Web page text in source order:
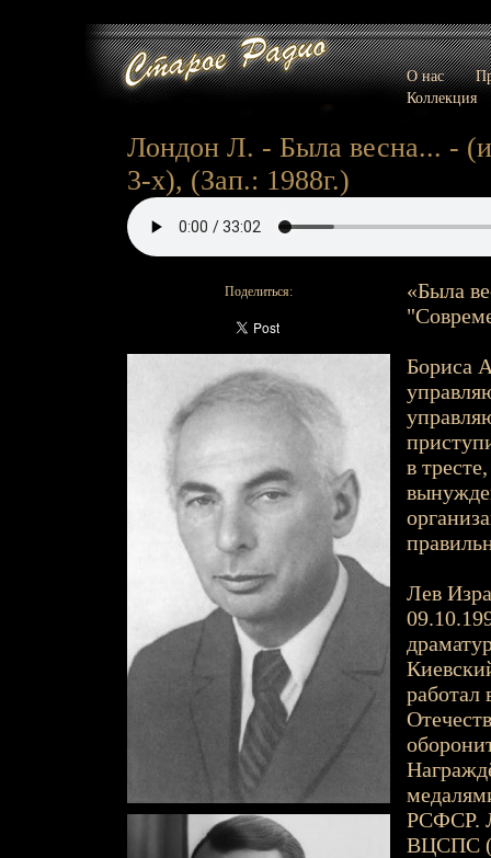
О нас
Коллекция
Лондон Л. - Была весна... -
3-х), (Зап.: 1988г.)
Поделиться:
«Была
Бориса
в
Лев
работал
РСФСР.
ВЦСПС